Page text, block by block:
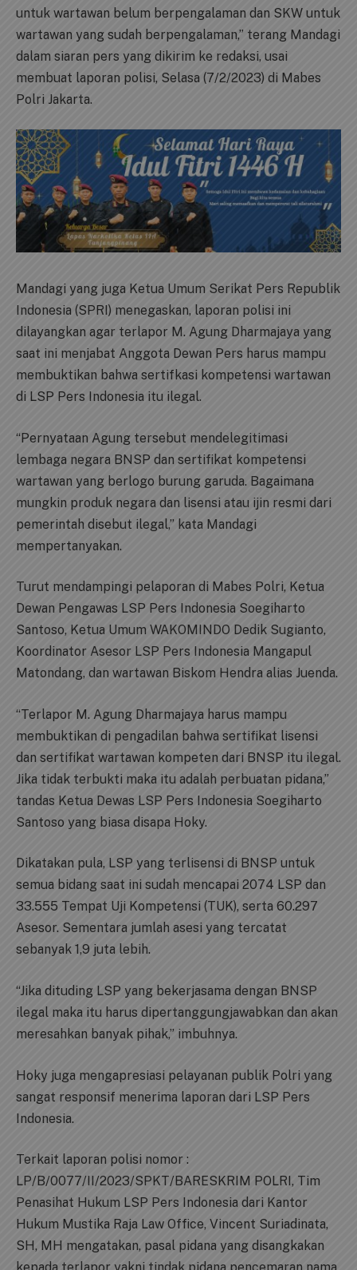
untuk wartawan belum berpengalaman dan SKW untuk
wartawan yang sudah berpengalaman,” terang Mandagi
dalam siaran pers yang dikirim ke redaksi, usai
membuat laporan polisi, Selasa (7/2/2023) di Mabes
Polri Jakarta.
Mandagi yang juga Ketua Umum Serikat Pers Republik
Indonesia (SPRI) menegaskan, laporan polisi ini
dilayangkan agar terlapor M. Agung Dharmajaya yang
saat ini menjabat Anggota Dewan Pers harus mampu
membuktikan bahwa sertifkasi kompetensi wartawan
di LSP Pers Indonesia itu ilegal.
“Pernyataan Agung tersebut mendelegitimasi
lembaga negara BNSP dan sertifikat kompetensi
wartawan yang berlogo burung garuda. Bagaimana
mungkin produk negara dan lisensi atau ijin resmi dari
pemerintah disebut ilegal,” kata Mandagi
mempertanyakan.
Turut mendampingi pelaporan di Mabes Polri, Ketua
Dewan Pengawas LSP Pers Indonesia Soegiharto
Santoso, Ketua Umum WAKOMINDO Dedik Sugianto,
Koordinator Asesor LSP Pers Indonesia Mangapul
Matondang, dan wartawan Biskom Hendra alias Juenda.
“Terlapor M. Agung Dharmajaya harus mampu
membuktikan di pengadilan bahwa sertifikat lisensi
dan sertifikat wartawan kompeten dari BNSP itu ilegal.
Jika tidak terbukti maka itu adalah perbuatan pidana,”
tandas Ketua Dewas LSP Pers Indonesia Soegiharto
Santoso yang biasa disapa Hoky.
Dikatakan pula, LSP yang terlisensi di BNSP untuk
semua bidang saat ini sudah mencapai 2074 LSP dan
33.555 Tempat Uji Kompetensi (TUK), serta 60.297
Asesor. Sementara jumlah asesi yang tercatat
sebanyak 1,9 juta lebih.
“Jika dituding LSP yang bekerjasama dengan BNSP
ilegal maka itu harus dipertanggungjawabkan dan akan
meresahkan banyak pihak,” imbuhnya.
Hoky juga mengapresiasi pelayanan publik Polri yang
sangat responsif menerima laporan dari LSP Pers
Indonesia.
Terkait laporan polisi nomor :
LP/B/0077/II/2023/SPKT/BARESKRIM POLRI, Tim
Penasihat Hukum LSP Pers Indonesia dari Kantor
Hukum Mustika Raja Law Office, Vincent Suriadinata,
SH, MH mengatakan, pasal pidana yang disangkakan